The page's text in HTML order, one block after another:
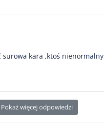
surowa kara ,ktoś nienormalny
Pokaż więcej odpowiedzi